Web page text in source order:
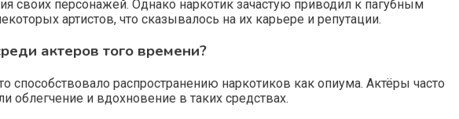
своих персонажей. Однако наркотик зачастую приводил к пагубным
артистов, что сказывалось на их карьере и репутации.
актеров того времени?
распространению наркотиков как опиума. Актёры часто
облегчение и вдохновение в таких средствах.